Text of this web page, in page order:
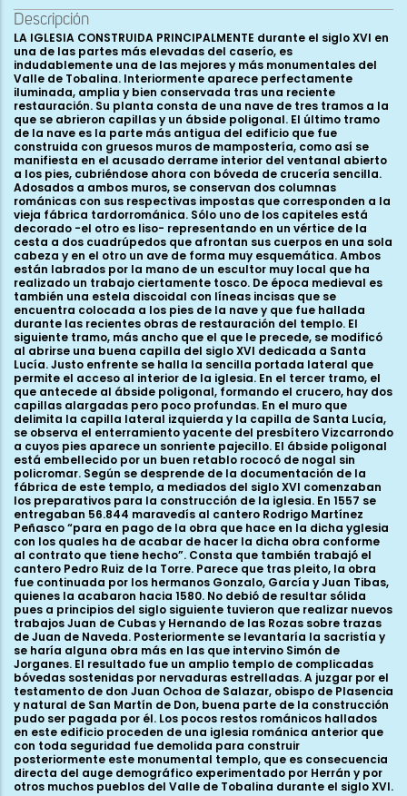
Descripción
LA IGLESIA CONSTRUIDA PRINCIPALMENTE durante el siglo XVI en
una de las partes más elevadas del caserío, es
indudablemente una de las mejores y más monumentales del
Valle de Tobalina. Interiormente aparece perfectamente
iluminada, amplia y bien conservada tras una reciente
restauración. Su planta consta de una nave de tres tramos a la
que se abrieron capillas y un ábside poligonal. El último tramo
de la nave es la parte más antigua del edificio que fue
construida con gruesos muros de mampostería, como así se
manifiesta en el acusado derrame interior del ventanal abierto
a los pies, cubriéndose ahora con bóveda de crucería sencilla.
Adosados a ambos muros, se conservan dos columnas
románicas con sus respectivas impostas que corresponden a la
vieja fábrica tardorrománica. Sólo uno de los capiteles está
decorado -el otro es liso- representando en un vértice de la
cesta a dos cuadrúpedos que afrontan sus cuerpos en una sola
cabeza y en el otro un ave de forma muy esquemática. Ambos
están labrados por la mano de un escultor muy local que ha
realizado un trabajo ciertamente tosco. De época medieval es
también una estela discoidal con líneas incisas que se
encuentra colocada a los pies de la nave y que fue hallada
durante las recientes obras de restauración del templo. El
siguiente tramo, más ancho que el que le precede, se modificó
al abrirse una buena capilla del siglo XVI dedicada a Santa
Lucía. Justo enfrente se halla la sencilla portada lateral que
permite el acceso al interior de la iglesia. En el tercer tramo, el
que antecede al ábside poligonal, formando el crucero, hay dos
capillas alargadas pero poco profundas. En el muro que
delimita la capilla lateral izquierda y la capilla de Santa Lucía,
se observa el enterramiento yacente del presbítero Vizcarrondo
a cuyos pies aparece un sonriente pajecillo. El ábside poligonal
está embellecido por un buen retablo rococó de nogal sin
policromar. Según se desprende de la documentación de la
fábrica de este templo, a mediados del siglo XVI comenzaban
los preparativos para la construcción de la iglesia. En 1557 se
entregaban 56.844 maravedís al cantero Rodrigo Martínez
Peñasco “para en pago de la obra que hace en la dicha yglesia
con los quales ha de acabar de hacer la dicha obra conforme
al contrato que tiene hecho”. Consta que también trabajó el
cantero Pedro Ruiz de la Torre. Parece que tras pleito, la obra
fue continuada por los hermanos Gonzalo, García y Juan Tibas,
quienes la acabaron hacia 1580. No debió de resultar sólida
pues a principios del siglo siguiente tuvieron que realizar nuevos
trabajos Juan de Cubas y Hernando de las Rozas sobre trazas
de Juan de Naveda. Posteriormente se levantaría la sacristía y
se haría alguna obra más en las que intervino Simón de
Jorganes. El resultado fue un amplio templo de complicadas
bóvedas sostenidas por nervaduras estrelladas. A juzgar por el
testamento de don Juan Ochoa de Salazar, obispo de Plasencia
y natural de San Martín de Don, buena parte de la construcción
pudo ser pagada por él. Los pocos restos románicos hallados
en este edificio proceden de una iglesia románica anterior que
con toda seguridad fue demolida para construir
posteriormente este monumental templo, que es consecuencia
directa del auge demográfico experimentado por Herrán y por
otros muchos pueblos del Valle de Tobalina durante el siglo XVI.